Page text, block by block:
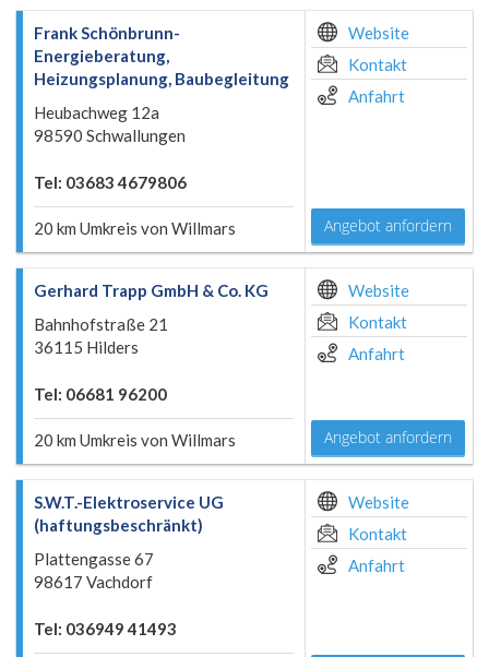
Frank Schönbrunn-
Energieberatung,
Heizungsplanung, Baubegleitung
Heubachweg 12a
98590 Schwallungen
Tel: 03683 4679806
20 km Umkreis von Willmars
Website
Kontakt
Anfahrt
Angebot anfordern
Gerhard Trapp GmbH & Co. KG
Bahnhofstraße 21
36115 Hilders
Tel: 06681 96200
20 km Umkreis von Willmars
Website
Kontakt
Anfahrt
Angebot anfordern
S.W.T.-Elektroservice UG
(haftungsbeschränkt)
Plattengasse 67
98617 Vachdorf
Tel: 036949 41493
Website
Kontakt
Anfahrt